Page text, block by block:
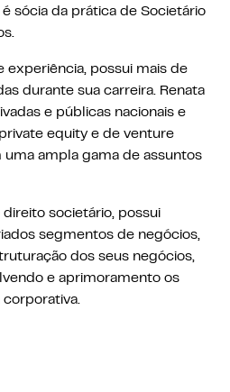
sócia da prática de Societário
experiência, possui mais de
durante sua carreira. Renata
e públicas nacionais e
equity e de venture
ampla gama de assuntos
societário, possui
segmentos de negócios,
dos seus negócios,
e aprimoramento os